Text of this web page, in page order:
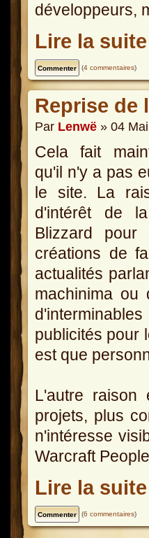
développeurs,
Lire la
(4 commentaires)
Reprise de
Par Lenwë » 04
Cela fait
qu'il n'y a pas
le site. La
d'intérêt de
Blizzard
créations de
actualités
machinima ou
publicités pour
est que
L'autre raison
projets, plus
n'intéresse
Warcraft
Lire la
(6 commentaires)